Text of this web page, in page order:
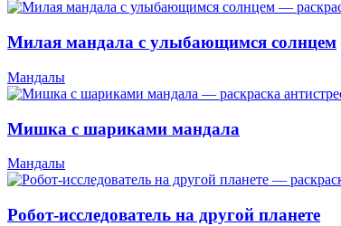
Милая мандала с улыбающимся солнцем
Мандалы
Мишка с шариками мандала
Мандалы
Робот-исследователь на другой планете